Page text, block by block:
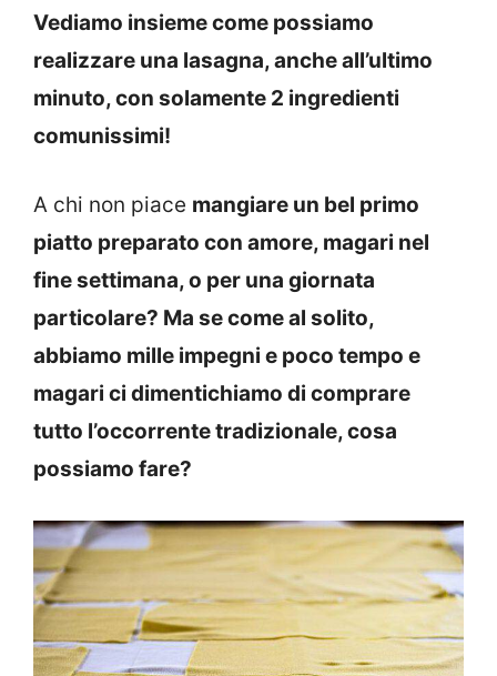
Vediamo insieme come possiamo
realizzare una lasagna, anche all’ultimo
minuto, con solamente 2 ingredienti
comunissimi!
A chi non piace mangiare un bel primo
piatto preparato con amore, magari nel
fine settimana, o per una giornata
particolare? Ma se come al solito,
abbiamo mille impegni e poco tempo e
magari ci dimentichiamo di comprare
tutto l’occorrente tradizionale, cosa
possiamo fare?